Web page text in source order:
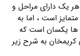
یک دارای مراحل و
است ، اما به
یکسان است که
به شرح زیر